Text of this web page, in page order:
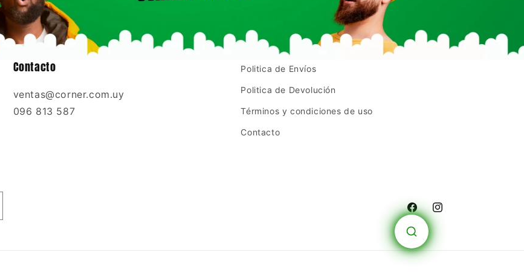
Contacto
ventas@corner.com.uy
096 813 587
Politica de Envíos
Politica de Devolución
Términos y condiciones de uso
Contacto
FacebookInstagram